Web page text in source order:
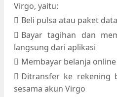
Virgo, yaitu:
Beli pulsa atau paket
Bayar tagihan dan
langsung dari aplikasi
Membayar belanja
Ditransfer ke rekening
sesama akun Virgo